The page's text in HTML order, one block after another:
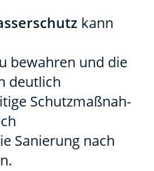
kann
bewah­ren und die
deut­lich
Schutz­maß­nah­
Sanie­rung nach